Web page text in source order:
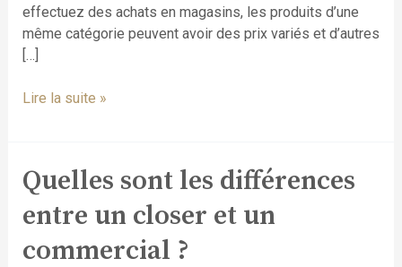
effectuez des achats en magasins, les produits d’une
même catégorie peuvent avoir des prix variés et d’autres
[…]
Lire la suite »
Quelles sont les différences
entre un closer et un
commercial ?
Quelles
sont
les
entre